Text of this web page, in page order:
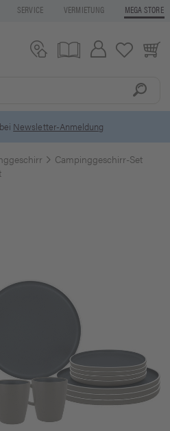
SERVICE VERMIETUNG MEGA STORE
Newsletter-Anmeldung
Campinggeschirr-Set